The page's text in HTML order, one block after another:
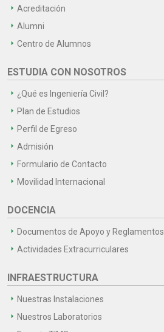
Acreditación
Alumni
Centro de Alumnos
ESTUDIA CON NOSOTROS
¿Qué es Ingeniería Civil?
Plan de Estudios
Perfil de Egreso
Admisión
Formulario de Contacto
Movilidad Internacional
DOCENCIA
Documentos de Apoyo y Reglamentos
Actividades Extracurriculares
INFRAESTRUCTURA
Nuestras Instalaciones
Nuestros Laboratorios